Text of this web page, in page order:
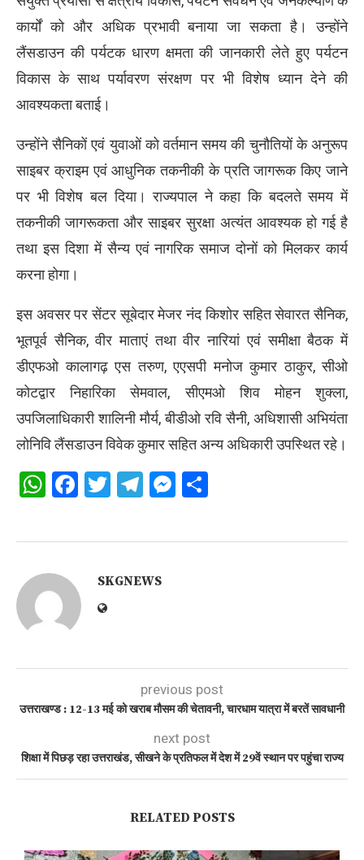
कार्यों को और अधिक प्रभावी बनाया जा सकता है। उन्होंने
लैंसडाउन की पर्यटक धारण क्षमता की जानकारी लेते हुए पर्यटन
विकास के साथ पर्यावरण संरक्षण पर भी विशेष ध्यान देने की
आवश्यकता बताई।
उन्होंने सैनिकों एवं युवाओं को वर्तमान समय की चुनौतियों के अनुरूप
साइबर क्राइम एवं आधुनिक तकनीकी के प्रति जागरूक किए जाने
पर भी विशेष बल दिया। राज्यपाल ने कहा कि बदलते समय में
तकनीकी जागरूकता और साइबर सुरक्षा अत्यंत आवश्यक हो गई है
तथा इस दिशा में सैन्य एवं नागरिक समाज दोनों को मिलकर कार्य
करना होगा।
इस अवसर पर सेंटर सूबेदार मेजर नंद किशोर सहित सेवारत सैनिक,
भूतपूर्व सैनिक, वीर माताएं तथा वीर नारियां एवं समीक्षा बैठक में
डीएफओ कालागढ़ एस तरुण, एएसपी मनोज कुमार ठाकुर, सीओ
कोटद्वार निहारिका सेमवाल, सीएमओ शिव मोहन शुक्ला,
उपजिलाधिकारी शालिनी मौर्य, बीडीओ रवि सैनी, अधिशासी अभियंता
लोनिवि लैंसडाउन विवेक कुमार सहित अन्य अधिकारी उपस्थित रहे।
WhatsApp
Facebook
Twitter
Telegram
Messenger
SKGNEWS
previous post
उत्तराखण्ड : 12-13 मई को खराब मौसम की चेतावनी, चारधाम यात्रा में बरतें सावधानी
next post
शिक्षा में पिछड़ रहा उत्तराखंड, सीखने के प्रतिफल में देश में 29वें स्थान पर पहुंचा राज्य
RELATED POSTS